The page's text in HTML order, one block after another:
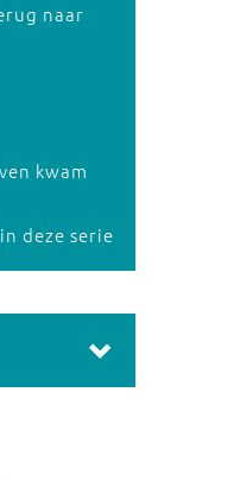
naar
kwam
deze serie